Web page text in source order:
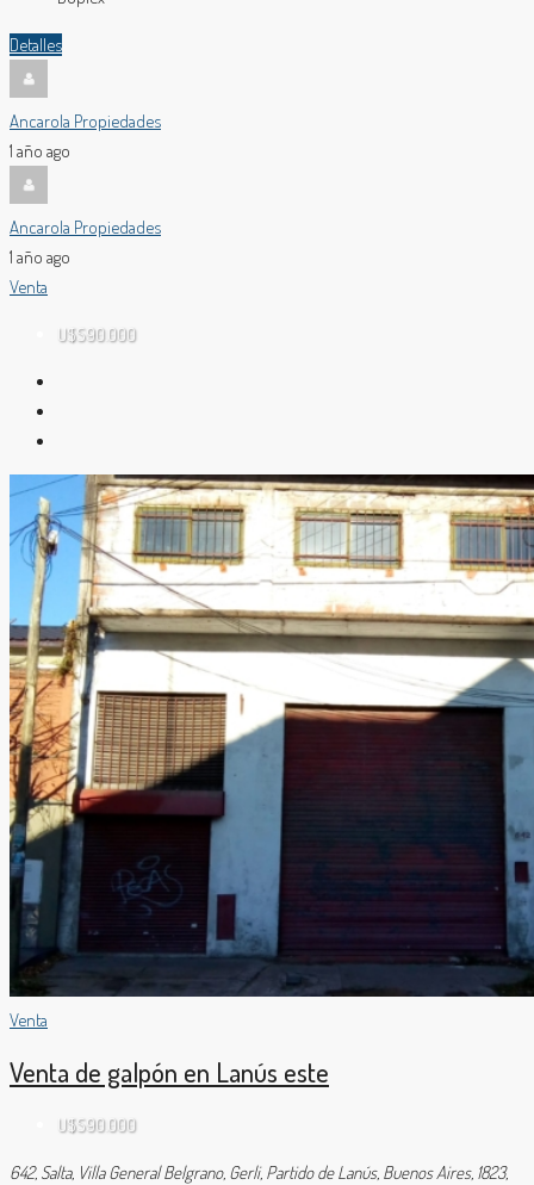
Detalles
Ancarola Propiedades
1 año ago
Ancarola Propiedades
1 año ago
Venta
U$S90.000
Venta
Venta de galpón en Lanús este
U$S90.000
642, Salta, Villa General Belgrano, Gerli, Partido de Lanús, Buenos Aires, 1823,